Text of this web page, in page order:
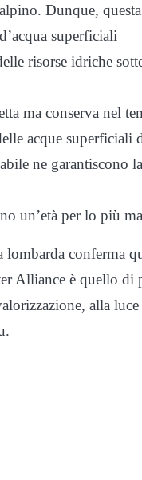
Dunque,
superficiali
risorse idriche
ma conserva nel
acque
ne
un’età per lo più
lombarda
Alliance è quello di
alla